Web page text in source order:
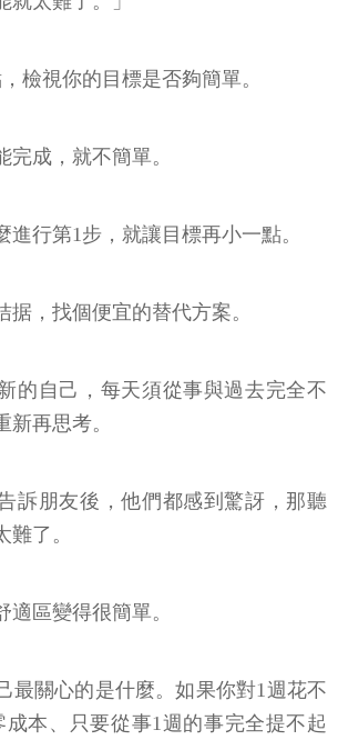
檢視你的目標是否夠簡單。
完成，就不簡單。
進行第1步，就讓目標再小一點。
据，找個便宜的替代方案。
的自己，每天須從事與過去完全不
新再思考。
訴朋友後，他們都感到驚訝，那聽
了。
區變得很簡單。
最關心的是什麼。如果你對1週花不
本、只要從事1週的事完全提不起